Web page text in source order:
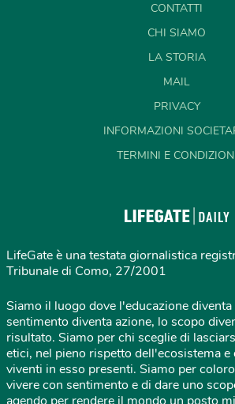
CONTATTI
CHI SIAMO
LA STORIA
MAIL
PRIVACY
INFORMAZIONI
TERMINI E
LifeGate è una testata giornalistica
Tribunale di Como, 27/2001
Siamo il luogo dove l'educazione
sentimento diventa azione, lo scopo
risultato. Siamo per chi sceglie di
etici, nel pieno rispetto dell'ecosistema
viventi in esso presenti. Siamo per
vivere con sentimento e di dare uno